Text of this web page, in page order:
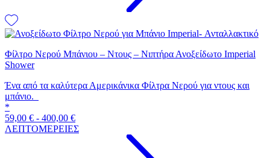
Φίλτρο Νερού Μπάνιου – Ντους – Νιπτήρα Ανοξείδωτο Imperial
Shower
Ένα από τα καλύτερα Αμερικάνικα Φίλτρα Νερού για ντους και
μπάνιο.
*
59,00 € - 400,00 €
ΛΕΠΤΟΜΕΡΕΙΕΣ